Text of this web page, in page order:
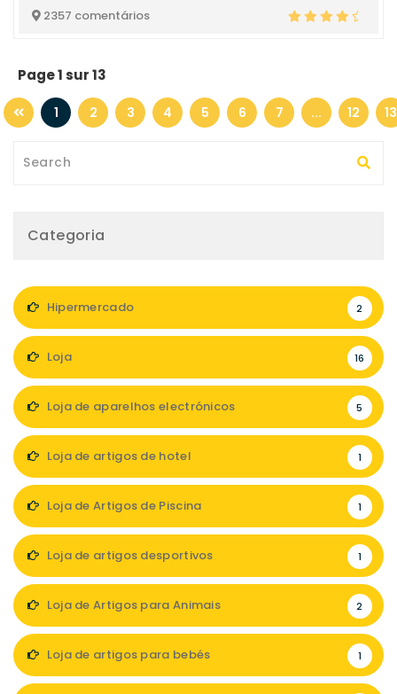
2357 comentários
Page 1 sur 13
1 2 3 4 5 6 7 ... 12 13
Categoria
Hipermercado 2
Loja 16
Loja de aparelhos electrónicos 5
Loja de artigos de hotel 1
Loja de Artigos de Piscina 1
Loja de artigos desportivos 1
Loja de Artigos para Animais 2
Loja de artigos para bebés 1